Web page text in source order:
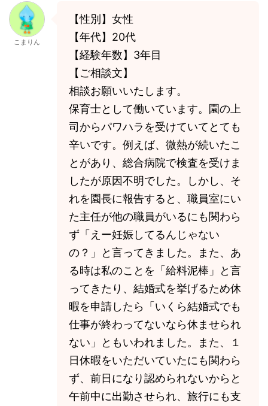
こまりん
【性別】女性
【年代】20代
【経験年数】3年目
【ご相談文】
相談お願いいたします。
保育士として働いています。園の上
司からパワハラを受けていてとても
辛いです。例えば、微熱が続いたこ
とがあり、総合病院で検査を受けま
したが原因不明でした。しかし、そ
れを園長に報告すると、職員室にい
た主任が他の職員がいるにも関わら
ず「えー妊娠してるんじゃない
の？」と言ってきました。また、あ
る時は私のことを「給料泥棒」と言
ってきたり、結婚式を挙げるため休
暇を申請したら「いくら結婚式でも
仕事が終わってないなら休ませられ
ない」ともいわれました。また、１
日休暇をいただいていたにも関わら
ず、前日になり認められないからと
午前中に出勤させられ、旅行にも支